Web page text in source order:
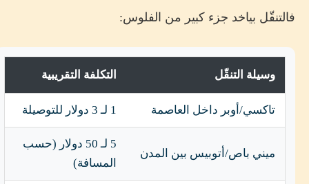
فالتنقّل بياخد جزء كبير من الفلوس:
وسيلة التنقّل التكلفة التقريبية
تاكسي/أوبر داخل العاصمة 1 لـ 3 دولار للتوصيلة
ميني باص/أتوبيس بين المدن
5 لـ 50 دولار (حسب
المسافة)